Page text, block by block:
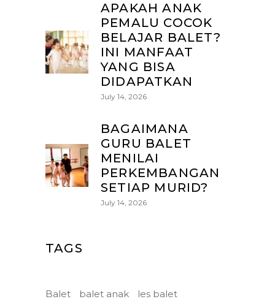
APAKAH ANAK
PEMALU COCOK
BELAJAR BALET?
INI MANFAAT
YANG BISA
DIDAPATKAN
July 14, 2026
BAGAIMANA
GURU BALET
MENILAI
PERKEMBANGAN
SETIAP MURID?
July 14, 2026
TAGS
Balet balet anak
les balet